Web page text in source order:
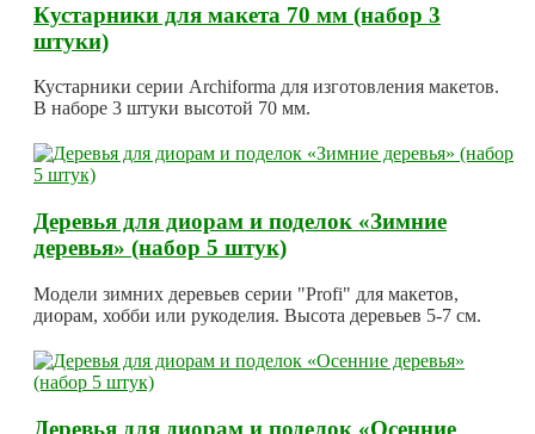
Кустарники для макета 70 мм (набор 3
штуки)
Кустарники серии Archiforma для изготовления макетов.
В наборе 3 штуки высотой 70 мм.
Деревья для диорам и поделок «Зимние
деревья» (набор 5 штук)
Модели зимних деревьев серии "Profi" для макетов,
диорам, хобби или рукоделия. Высота деревьев 5-7 см.
Деревья для диорам и поделок «Осенние